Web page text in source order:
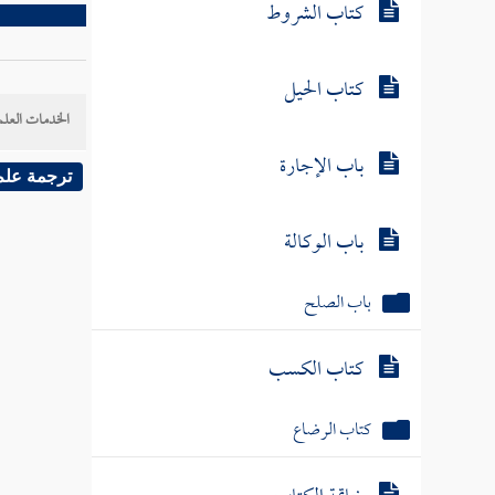
كتاب الشروط
كتاب الحيل
باب الإجارة
باب الوكالة
باب الصلح
كتاب الكسب
كتاب الرضاع
الخدمات
ترجمة